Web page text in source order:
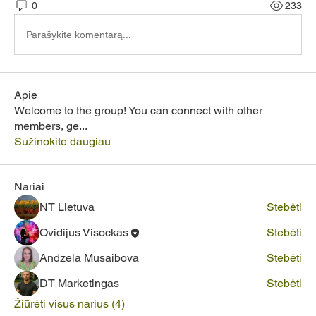
0 233
Parašykite komentarą...
Apie
Welcome to the group! You can connect with other
members, ge...
Sužinokite daugiau
Nariai
NT Lietuva
Stebėti
Ovidijus Visockas
Stebėti
Andzela Musaibova
Stebėti
DT Marketingas
Stebėti
Žiūrėti visus narius (4)